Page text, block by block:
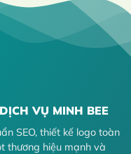
VỤ MINH BEE
SEO, thiết kế logo toàn
thương hiệu mạnh và